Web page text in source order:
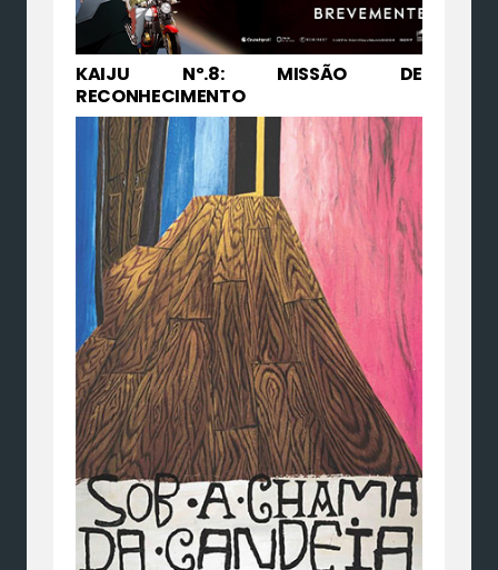
KAIJU Nº.8: MISSÃO DE
RECONHECIMENTO